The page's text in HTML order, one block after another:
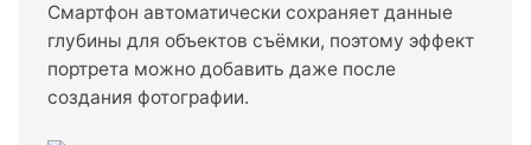
Смартфон автоматически сохраняет данные
глубины для объектов съёмки, поэтому эффект
портрета можно добавить даже после
создания фотографии.